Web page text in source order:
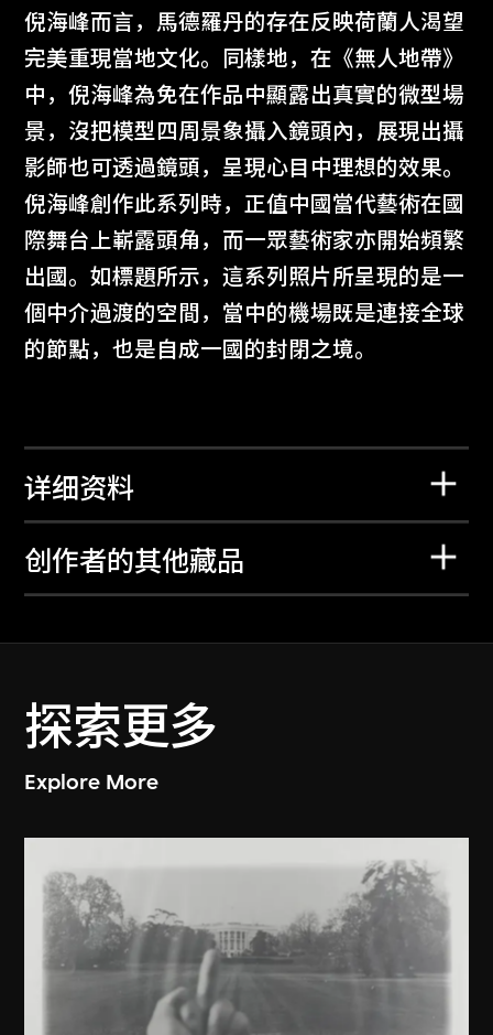
倪海峰而言，馬德羅丹的存在反映荷蘭人渴望
完美重現當地文化。同樣地，在《無人地帶》
中，倪海峰為免在作品中顯露出真實的微型場
景，沒把模型四周景象攝入鏡頭內，展現出攝
影師也可透過鏡頭，呈現心目中理想的效果。
倪海峰創作此系列時，正值中國當代藝術在國
際舞台上嶄露頭角，而一眾藝術家亦開始頻繁
出國。如標題所示，這系列照片所呈現的是一
個中介過渡的空間，當中的機場既是連接全球
的節點，也是自成一國的封閉之境。
详细资料
创作者的其他藏品
探索更多
Explore More